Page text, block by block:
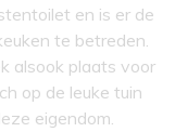
en is er de
te betreden.
alsook plaats voor
op de leuke tuin
eigendom.